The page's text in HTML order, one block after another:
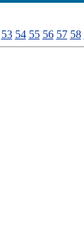
53 54 55 56 57 58